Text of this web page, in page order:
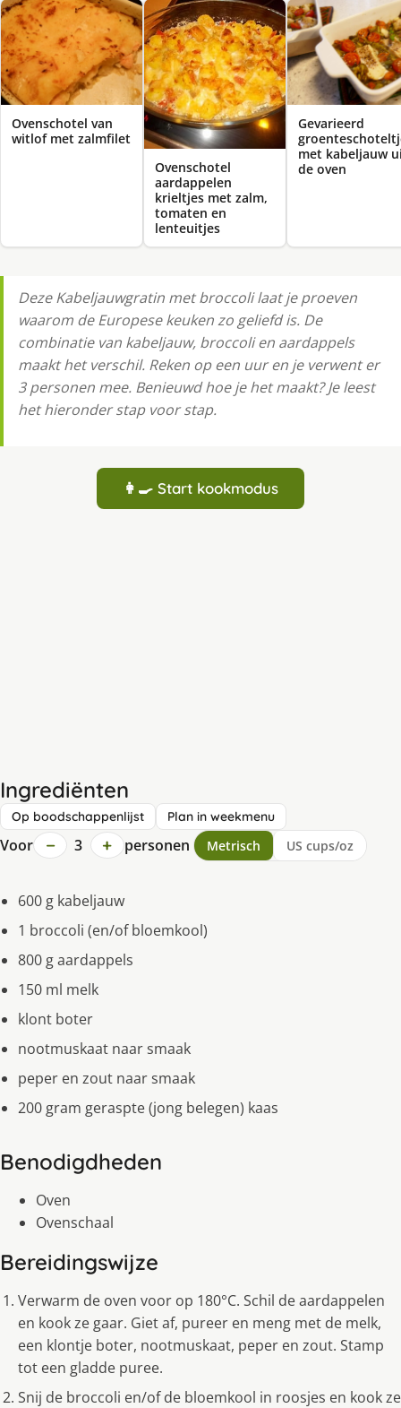
Ovenschotel van
witlof met zalmfilet
Ovenschotel
aardappelen
krieltjes met zalm,
tomaten en
lenteuitjes
Gevarieerd
met kabeljauw
de oven
Deze Kabeljauwgratin met broccoli laat je proeven
waarom de Europese keuken zo geliefd is. De
combinatie van kabeljauw, broccoli en aardappels
maakt het verschil. Reken op een uur en je verwent er
3 personen mee. Benieuwd hoe je het maakt? Je leest
het hieronder stap voor stap.
👩‍🍳 Start kookmodus
Ingrediënten
Op boodschappenlijst Plan in weekmenu
Voor − 3 + personen Metrisch US cups/oz
600 g kabeljauw
1 broccoli (en/of bloemkool)
800 g aardappels
150 ml melk
klont boter
nootmuskaat naar smaak
peper en zout naar smaak
200 gram geraspte (jong belegen) kaas
Benodigdheden
Oven
Ovenschaal
Bereidingswijze
Verwarm de oven voor op 180°C. Schil de aardappelen
en kook ze gaar. Giet af, pureer en meng met de melk,
een klontje boter, nootmuskaat, peper en zout. Stamp
tot een gladde puree.
Snij de broccoli en/of de bloemkool in roosjes en kook ze